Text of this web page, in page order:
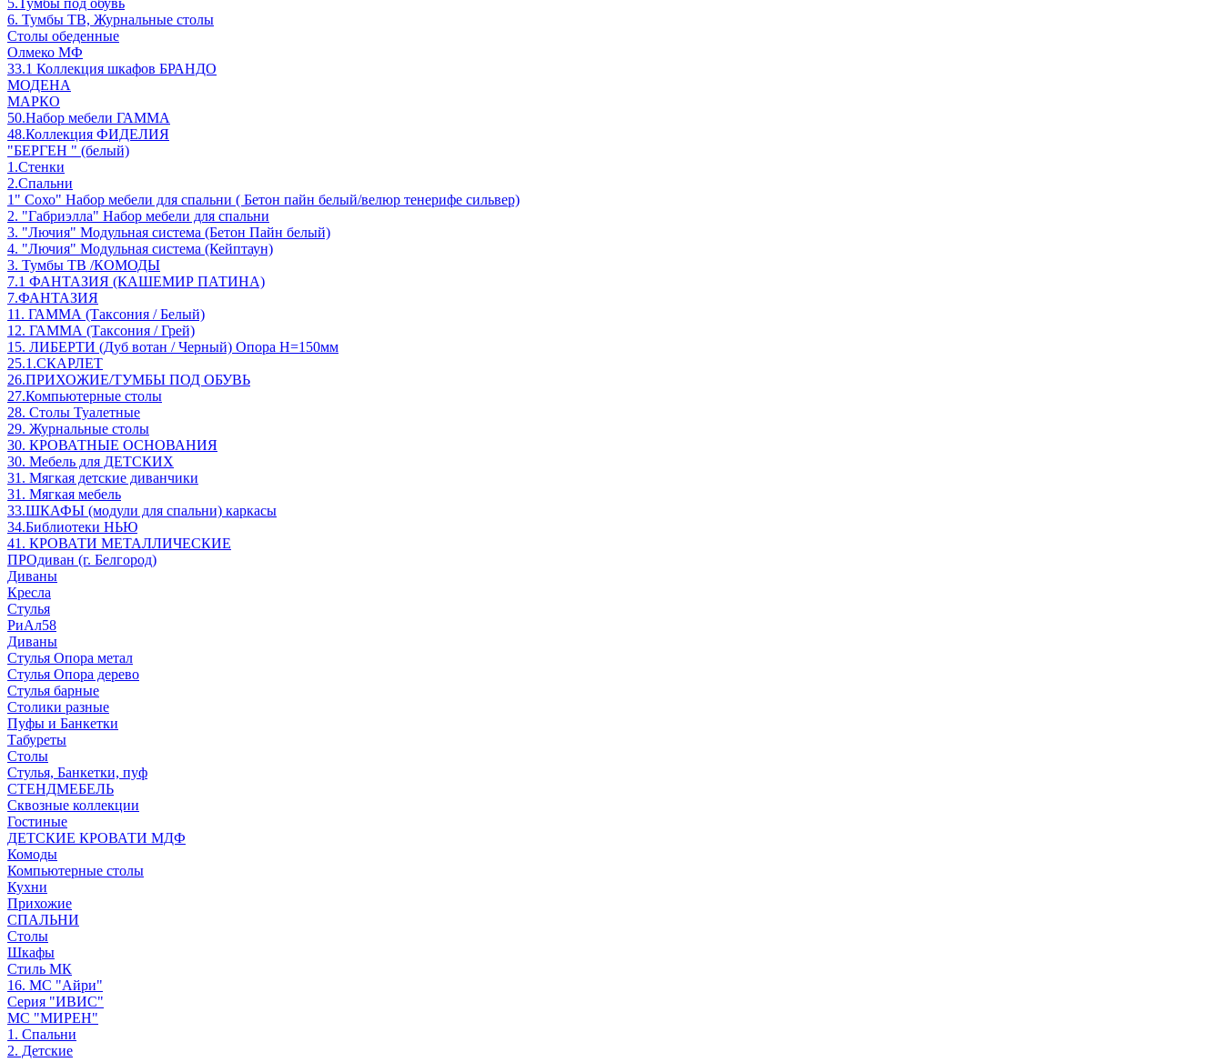
6. Тумбы ТВ, Журнальные столы
Столы обеденные
Олмеко МФ
33.1 Коллекция шкафов БРАНДО
МОДЕНА
МАРКО
50.Набор мебели ГАММА
48.Коллекция ФИДЕЛИЯ
"БЕРГЕН " (белый)
1.Стенки
2.Спальни
1" Сохо" Набор мебели для спальни ( Бетон пайн белый/велюр тенерифе сильвер)
2. "Габриэлла" Набор мебели для спальни
3. "Лючия" Модульная система (Бетон Пайн белый)
4. "Лючия" Модульная система (Кейптаун)
3. Тумбы ТВ /КОМОДЫ
7.1 ФАНТАЗИЯ (КАШЕМИР ПАТИНА)
7.ФАНТАЗИЯ
11. ГАММА (Таксония / Белый)
12. ГАММА (Таксония / Грей)
15. ЛИБЕРТИ (Дуб вотан / Черный) Опора Н=150мм
25.1.СКАРЛЕТ
26.ПРИХОЖИЕ/ТУМБЫ ПОД ОБУВЬ
27.Компьютерные столы
28. Столы Туалетные
29. Журнальные столы
30. КРОВАТНЫЕ ОСНОВАНИЯ
30. Мебель для ДЕТСКИХ
31. Мягкая детские диванчики
31. Мягкая мебель
33.ШКАФЫ (модули для спальни) каркасы
34.Библиотеки НЬЮ
41. КРОВАТИ МЕТАЛЛИЧЕСКИЕ
ПРОдиван (г. Белгород)
Диваны
Кресла
Стулья
РиАл58
Диваны
Стулья Опора метал
Стулья Опора дерево
Стулья барные
Столики разные
Пуфы и Банкетки
Табуреты
Столы
Стулья, Банкетки, пуф
СТЕНДМЕБЕЛЬ
Сквозные коллекции
Гостиные
ДЕТСКИЕ КРОВАТИ МДФ
Комоды
Компьютерные столы
Кухни
Прихожие
СПАЛЬНИ
Столы
Шкафы
Стиль МК
16. МС "Айри"
Серия "ИВИС"
МС "МИРЕН"
1. Спальни
2. Детские